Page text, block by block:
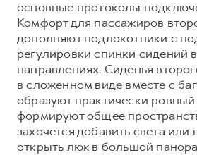
основные протоколы
Комфорт для пассажиров
дополняют подлокотники с
регулировки спинки сидений
направлениях. Сиденья
в сложенном виде вместе с
образуют практически
формируют общее
захочется добавить света
открыть люк в большой